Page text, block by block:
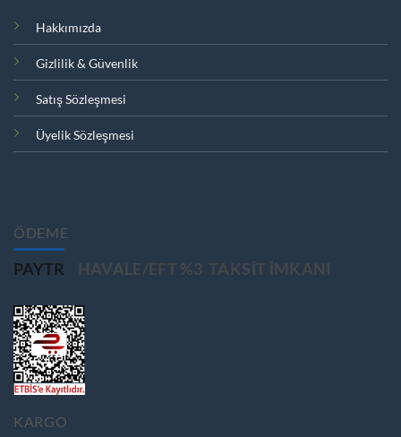
Hakkımızda
Gizlilik & Güvenlik
Satış Sözleşmesi
Üyelik Sözleşmesi
ÖDEME
PAYTR HAVALE/EFT %3 TAKSIT IMKANI
KARGO